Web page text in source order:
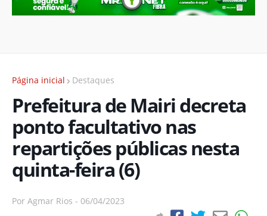
Página inicial Destaques
Prefeitura de Mairi decreta
ponto facultativo nas
repartições públicas nesta
quinta-feira (6)
Por Agmar Rios - 06/04/2023